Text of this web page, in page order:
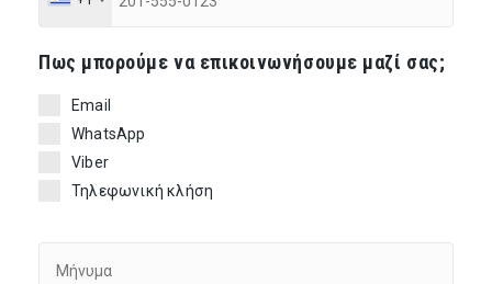
Πως μπορούμε να επικοινωνήσουμε μαζί σας;
Email
WhatsApp
Viber
Τηλεφωνική κλήση